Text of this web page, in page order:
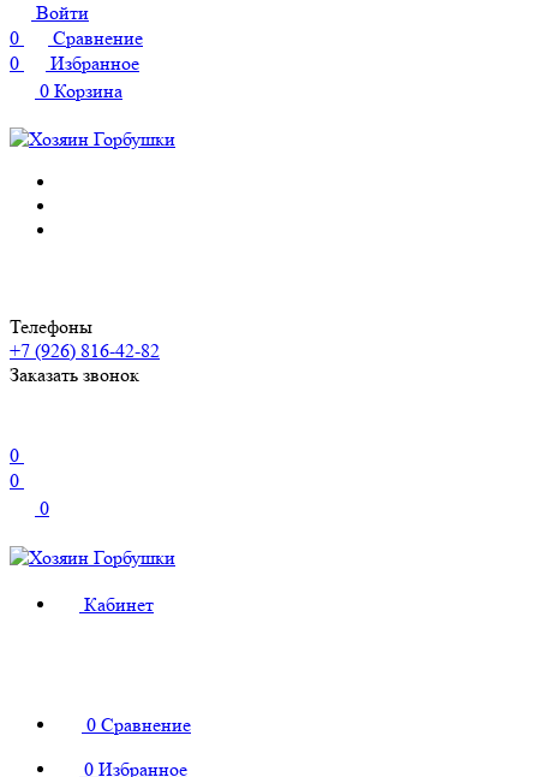
Войти
0
Сравнение
0
Избранное
0 Корзина
Телефоны
+7 (926) 816-42-82
Заказать звонок
0
0
0
Кабинет
0 Сравнение
0 Избранное